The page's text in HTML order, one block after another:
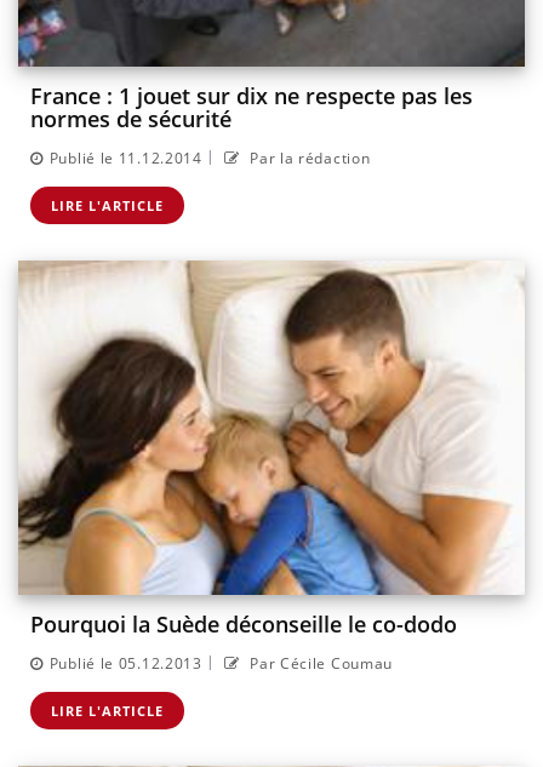
France : 1 jouet sur dix ne respecte pas les
normes de sécurité
Publié le 11.12.2014 | Par la rédaction
LIRE L'ARTICLE
Pourquoi la Suède déconseille le co-dodo
Publié le 05.12.2013 | Par Cécile Coumau
LIRE L'ARTICLE